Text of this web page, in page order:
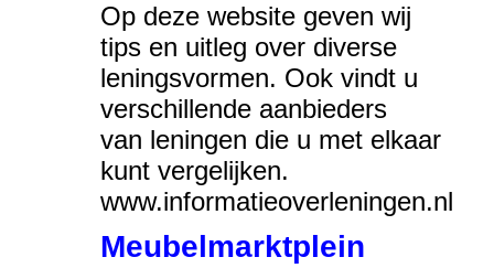
Op deze website geven wij
tips en uitleg over diverse
leningsvormen. Ook vindt u
verschillende aanbieders
van leningen die u met elkaar
kunt vergelijken.
www.informatieoverleningen.nl
Meubelmarktplein